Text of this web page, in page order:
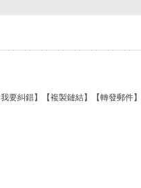
我要糾錯】【複製鏈結】【轉發郵件